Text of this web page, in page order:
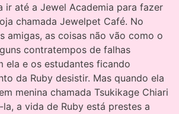
ir até a Jewel Academia para fazer
chamada Jewelpet Café. No
amigas, as coisas não vão como o
contratempos de falhas
ela e os estudantes ficando
da Ruby desistir. Mas quando ela
menina chamada Tsukikage Chiari
a vida de Ruby está prestes a